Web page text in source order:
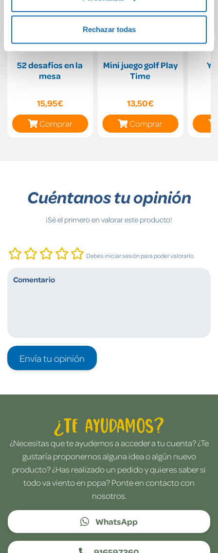
Rechazar todas
52 desafíos en la
mesa
15,95€
Comprar
Mini juego golf Play
Time
13,50€
Comprar
Cuéntanos tu opinión
¡Sé el primero en valorar este producto!
Debes iniciar sesión para poder valorarlo
Envía tu opinión
¿Te ayudamos?
¿Necesitas que te ayudemos a acceder a tu cuenta? ¿Te
gustaría proponernos alguna idea o algún nuevo
producto? ¿Has realizado un pedido y quieres saber si
todo va viento en popa? Ponte en contacto con
nosotros.
WhatsApp